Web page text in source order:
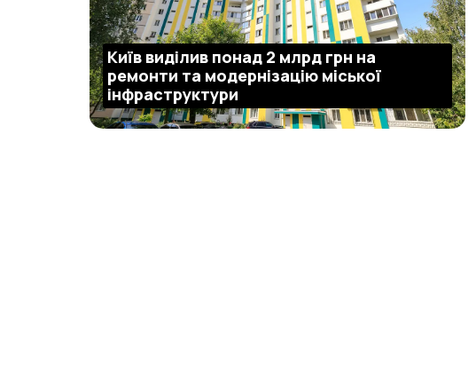
Київ виділив понад 2 млрд грн на
ремонти та модернізацію міської
інфраструктури